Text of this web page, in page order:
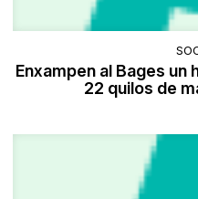
Enxampen al Bages
22 quilos de